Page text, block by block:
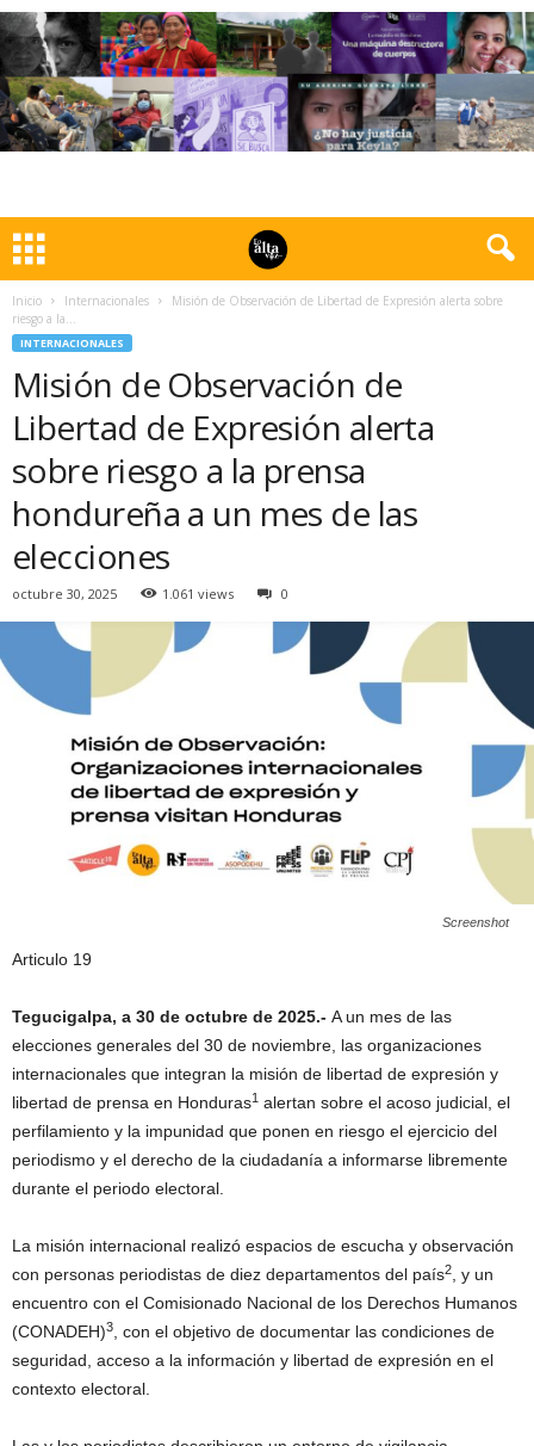
Inicio Internacionales
Misión de Observación de Libertad de Expresión alerta sobre
riesgo a la...
INTERNACIONALES
Misión de Observación de
Libertad de Expresión alerta
sobre riesgo a la prensa
hondureña a un mes de las
elecciones
octubre 30, 2025 1.061 views 0
Screenshot
Articulo 19
Tegucigalpa, a 30 de octubre de 2025.- A un mes de las
elecciones generales del 30 de noviembre, las organizaciones
internacionales que integran la misión de libertad de expresión y
libertad de prensa en Honduras1 alertan sobre el acoso judicial, el
perfilamiento y la impunidad que ponen en riesgo el ejercicio del
periodismo y el derecho de la ciudadanía a informarse libremente
durante el periodo electoral.
La misión internacional realizó espacios de escucha y observación
con personas periodistas de diez departamentos del país2, y un
encuentro con el Comisionado Nacional de los Derechos Humanos
(CONADEH)3, con el objetivo de documentar las condiciones de
seguridad, acceso a la información y libertad de expresión en el
contexto electoral.